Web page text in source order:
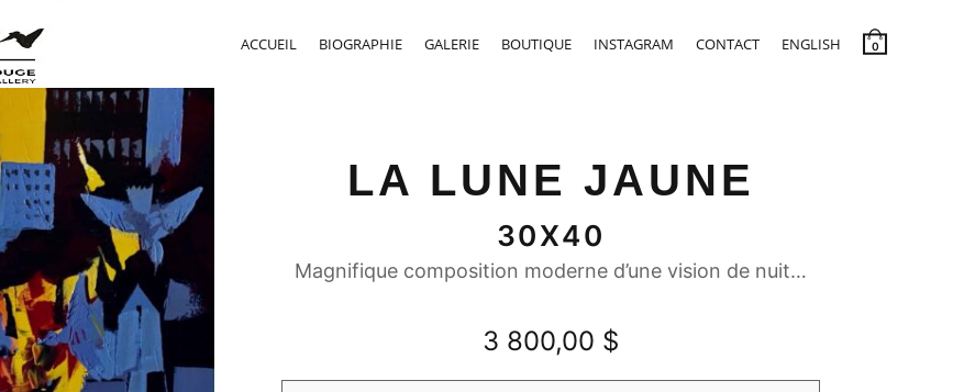
ACCUEIL BIOGRAPHIE GALERIE BOUTIQUE INSTAGRAM CONTACT ENGLISH 0
LA LUNE JAUNE
30X40
Magnifique composition moderne d’une vision de nuit…
3 800,00 $